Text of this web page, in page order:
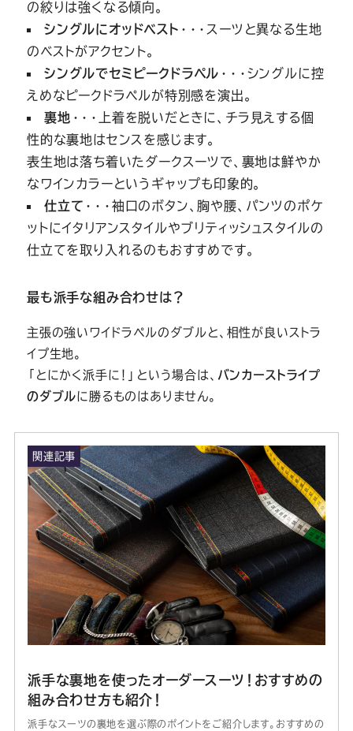
の絞りは強くなる傾向。
シングルにオッドベスト ・・・スーツと異なる生地
のベストがアクセント。
シングルでセミピークドラペル ・・・シングルに控
えめなピークドラペルが特別感を演出。
裏地 ・・・上着を脱いだときに、チラ見えする個
性的な裏地はセンスを感じます。
表生地は落ち着いたダークスーツで、裏地は鮮やか
なワインカラーというギャップも印象的。
仕立て ・・・袖口のボタン、胸や腰、パンツのポケ
ットにイタリアンスタイルやブリティッシュスタイルの
仕立てを取り入れるのもおすすめです。
最も派手な組み合わせは？
主張の強いワイドラペルのダブルと、相性が良いストラ
イプ生地。
「とにかく派手に！」という場合は、 バンカーストライプ
のダブルに勝るものはありません。
関連記事
派手な裏地を使ったオーダースーツ！おすすめの
組み合わせ方も紹介！
派手なスーツの裏地を選ぶ際のポイントをご紹介します。おすすめの